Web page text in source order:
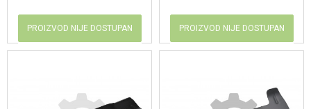
PROIZVOD NIJE DOSTUPAN PROIZVOD NIJE DOSTUPAN